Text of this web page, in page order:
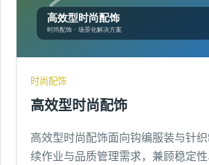
时尚配饰
高效型时尚配饰
高效型时尚配饰面向钩编服装与针
续作业与品质管理需求，兼顾稳定